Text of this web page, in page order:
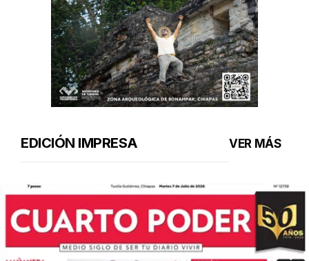
EDICIÓN IMPRESA VER MÁS